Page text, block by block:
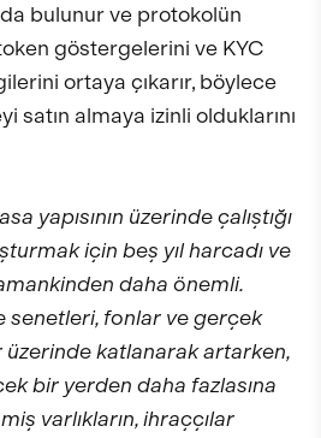
bulunur ve protokolün
göstergelerini ve KYC
ortaya çıkarır, böylece
satın almaya izinli olduklarını
yapısının üzerinde çalıştığı
için beş yıl harcadı ve
daha önemli.
senetleri, fonlar ve gerçek
üzerinde katlanarak artarken,
bir yerden daha fazlasına
varlıkların, ihraççılar